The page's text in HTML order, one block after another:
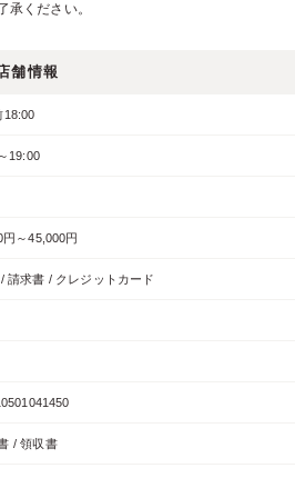
承ください。
舗情報
18:00
19:00
円～45,000円
請求書 / クレジットカード
/ 領収書